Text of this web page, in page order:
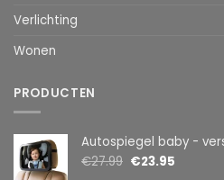
Verlichting
Wonen
PRODUCTEN
Autospiegel baby - verstelbare spiegel hoofdsteun achterbank -
€27.99 €23.95